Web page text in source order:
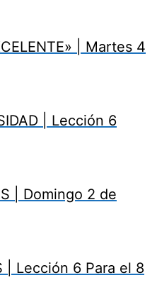
| Martes 4
| Lección 6
| Domingo 2 de
| Lección 6 Para el 8